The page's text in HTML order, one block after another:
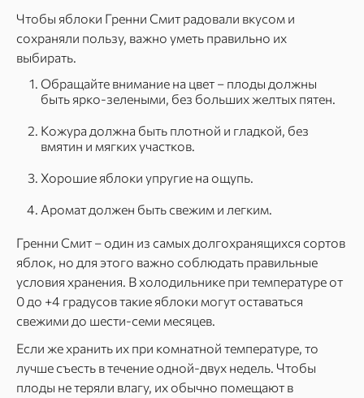
Чтобы яблоки Гренни Смит радовали вкусом и
сохраняли пользу, важно уметь правильно их
выбирать.
Обращайте внимание на цвет – плоды должны
быть ярко-зелеными, без больших желтых пятен.
Кожура должна быть плотной и гладкой, без
вмятин и мягких участков.
Хорошие яблоки упругие на ощупь.
Аромат должен быть свежим и легким.
Гренни Смит – один из самых долгохранящихся сортов
яблок, но для этого важно соблюдать правильные
условия хранения. В холодильнике при температуре от
0 до +4 градусов такие яблоки могут оставаться
свежими до шести-семи месяцев.
Если же хранить их при комнатной температуре, то
лучше съесть в течение одной-двух недель. Чтобы
плоды не теряли влагу, их обычно помещают в